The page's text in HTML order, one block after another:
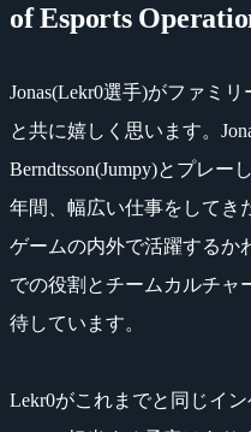
of Esports
Jonas(Lekr0選手)がファミ
と共に嬉しく思います。
Berndtsson(Jumpy)とプレ
年間、幅広い仕事をしてき
ゲームの内外で活躍するか
での役割とチームカルチャ
待しています。
Lekr0がこれまでと同じイ